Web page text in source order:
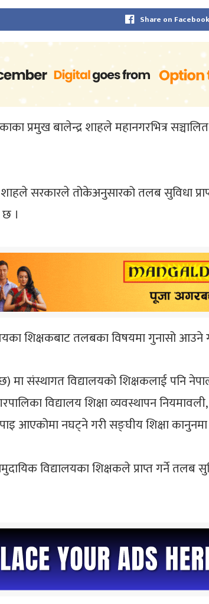
Share on Facebook
प्रमुख बालेन्द्र शाहले महानगरभित्र
सरकारले तोकेअनुसारको तलब सुविधा
।
शिक्षकबाट तलबका विषयमा गुनासो
मा संस्थागत विद्यालयको शिक्षकलाई
विद्यालय शिक्षा व्यवस्थापन
आएकोमा नघट्ने गरी सङ्घीय शिक्षा
विद्यालयका शिक्षकले प्राप्त गर्ने तलब